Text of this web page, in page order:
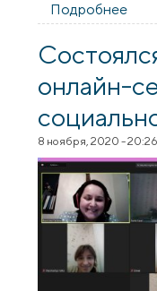
Подробнее
онлайн-
8 ноября, 2020 - 20:26